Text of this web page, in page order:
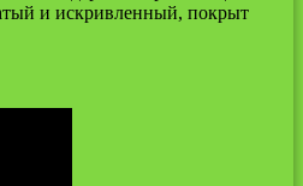
и искривленный, покрыт